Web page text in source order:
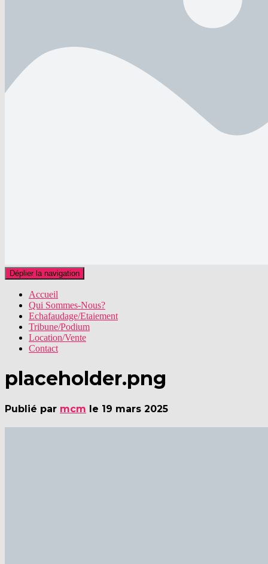
Déplier la navigation
Accueil
Qui Sommes-Nous?
Echafaudage/Etaiement
Tribune/Podium
Location/Vente
Contact
placeholder.png
Publié par mcm le 19 mars 2025